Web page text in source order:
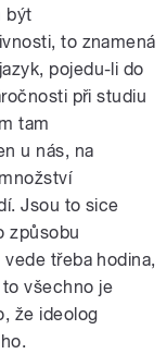
být
to znamená
pojedu-li do
při studiu
tam
u nás, na
Jsou to sice
způsobu
třeba hodina,
všechno je
že ideolog